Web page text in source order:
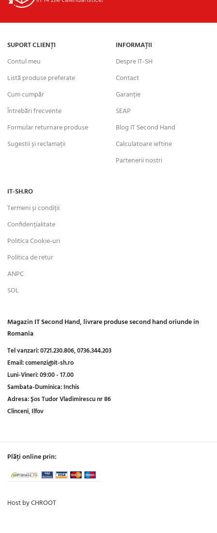
SUPORT CLIENȚI
Contul meu
Listă produse preferate
Cum cumpăr
Întrebări frecvente
Formular returnare produse
Sugestii și reclamații
INFORMAȚII
Despre IT-SH
Contact
Garanție
SEAP
Blog IT Second Hand
Calculatoare ieftine
Partenerii nostri
IT-SH.RO
Termeni și condiții
Confidențialitate
Politica Cookie-uri
Politica de retur
ANPC
SOL
Magazin IT Second Hand, livrare produse second hand oriunde in
Romania
Tel vanzari:0721.230.806,0736.344.203
Email:comenzi@it-sh.ro
Luni-Vineri:09:00 - 17.00
Sambata-Duminica:Inchis
Adresa:Șos Tudor Vladimirescu nr 86
Clinceni, Ilfov
Plăți online prin:
Host by CHROOT